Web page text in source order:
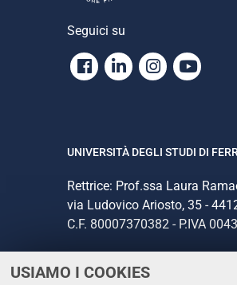
USIAMO I COOKIES
Seguici su
Facebook
LinkedinInstagram
UNIVERSITÀ DEGLI STUDI DI
Rettrice: Prof.ssa Laura
via Ludovico Ariosto, 35 -
C.F. 80007370382 - P.IVA
CONTATTI